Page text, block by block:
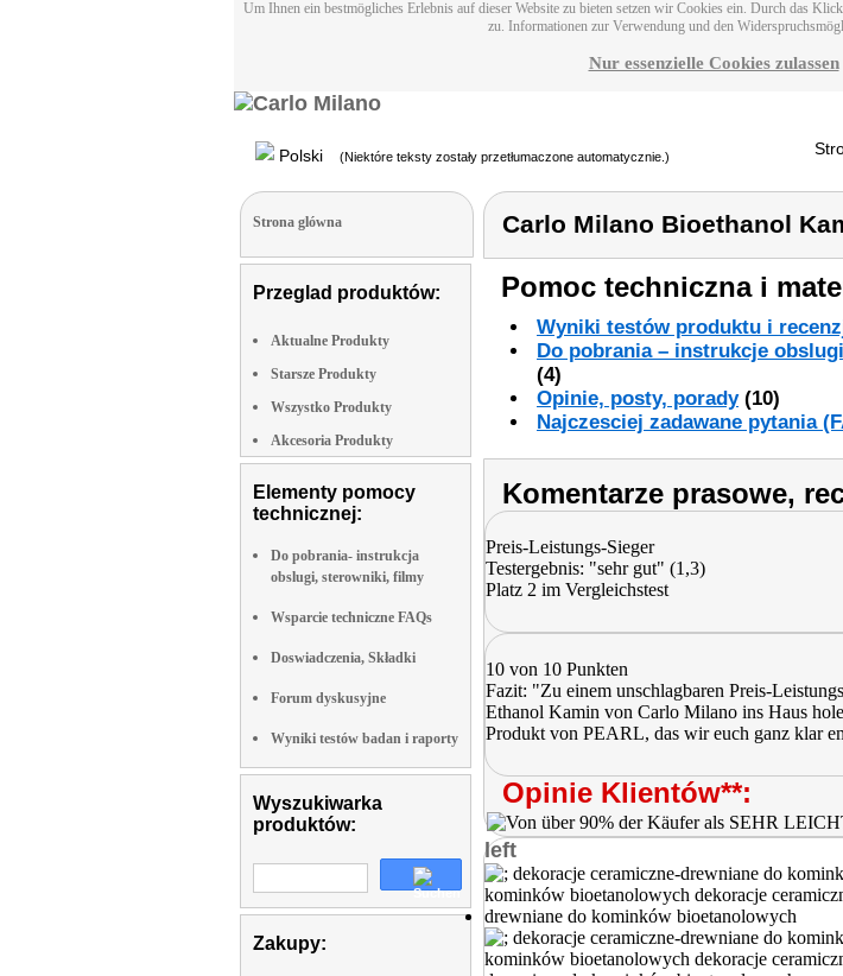
Um Ihnen ein bestmögliches Erlebnis auf dieser Website zu bieten setzen wir Cookies ein. Durch das
zu. Informationen zur Verwendung und den
Nur essenzielle Cookies zulassen
Polski (Niektóre teksty zostały przetłumaczone automatycznie.)
Strona glówna
Przeglad produktów:
Aktualne Produkty
Starsze Produkty
Wszystko Produkty
Akcesoria Produkty
Elementy pomocy
technicznej:
Do pobrania- instrukcja
obslugi, sterowniki, filmy
Wsparcie techniczne FAQs
Doswiadczenia, Składki
Forum dyskusyjne
Wyniki testów badan i raporty
Wyszukiwarka
produktów:
Zakupy:
Carlo Milano Bioethanol
Pomoc techniczna i
Wyniki testów produktu i
Do pobrania – instrukcje
(4)
Opinie, posty, porady(10)
Najczesciej zadawane pytania
Komentarze prasowe,
Preis-Leistungs-Sieger
Testergebnis: "sehr gut" (1,3)
Platz 2 im Vergleichstest
10 von 10 Punkten
Fazit: "Zu einem unschlagbaren Preis-
Ethanol Kamin von Carlo Milano ins Haus
Produkt von PEARL, das wir euch ganz klar
Opinie Klientów**:
left